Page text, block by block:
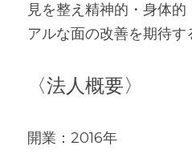
見を整え精神的・身体
アルな面の改善を期待す
〈法人概要〉
開業：2016年